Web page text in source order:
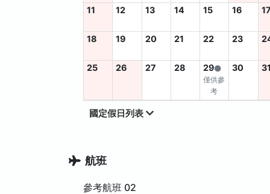
11 12 13 14 15 16
18 19 20 21 22 23
25 26 27 28 29
僅供參
考
30
國定假日列表
航班
參考航班 02